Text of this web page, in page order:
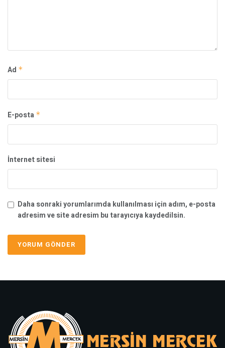
Ad *
E-posta *
İnternet sitesi
Daha sonraki yorumlarımda kullanılması için adım, e-posta
adresim ve site adresim bu tarayıcıya kaydedilsin.